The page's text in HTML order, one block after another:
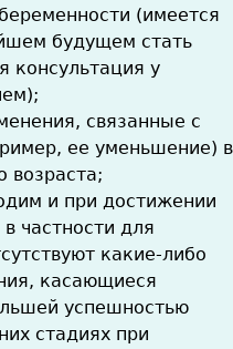
(имеется
будущем стать
консультация у
связанные с
ее уменьшение) в
возраста;
и при достижении
частности для
какие-либо
касающиеся
успешностью
стадиях при